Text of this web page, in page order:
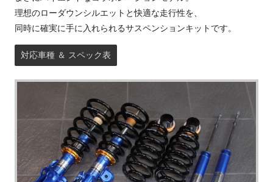
理想のローダウンシルエットと快適な走行性を、
同時に確実に手に入れられるサスペンションキットです。
対応車種 ＆ スペック表